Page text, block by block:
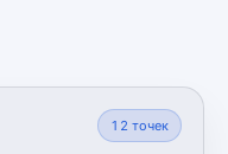
12 точек